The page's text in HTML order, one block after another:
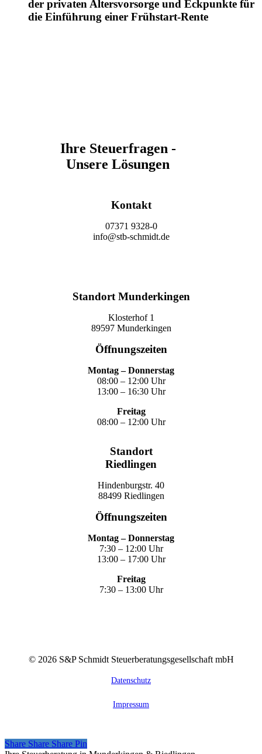
der privaten Altersvorsorge und Eckpunkte für
die Einführung einer Frühstart-Rente
Ihre Steuerfragen -
Unsere Lösungen
Kontakt
07371 9328-0
info@stb-schmidt.de
Standort Munderkingen
Klosterhof 1
89597 Munderkingen
Öffnungszeiten
Montag – Donnerstag
08:00 – 12:00 Uhr
13:00 – 16:30 Uhr
Freitag
08:00 – 12:00 Uhr
Standort
Riedlingen
Hindenburgstr. 40
88499 Riedlingen
Öffnungszeiten
Montag – Donnerstag
7:30 – 12:00 Uhr
13:00 – 17:00 Uhr
Freitag
7:30 – 13:00 Uhr
© 2026S&P Schmidt Steuerberatungsgesellschaft mbH
Datenschutz
Impressum
Share
Share Share Share Pin